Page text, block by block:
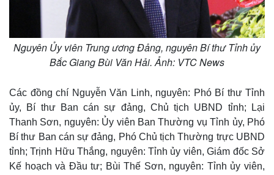
Nguyên Ủy viên Trung ương Đảng, nguyên Bí thư Tỉnh ủy
Bắc Giang Bùi Văn Hải. Ảnh: VTC News
Các đồng chí Nguyễn Văn Linh, nguyên: Phó Bí thư Tỉnh
ủy, Bí thư Ban cán sự đảng, Chủ tịch UBND tỉnh; Lại
Thanh Sơn, nguyên: Ủy viên Ban Thường vụ Tỉnh ủy, Phó
Bí thư Ban cán sự đảng, Phó Chủ tịch Thường trực UBND
tỉnh; Trịnh Hữu Thắng, nguyên: Tỉnh ủy viên, Giám đốc Sở
Kế hoạch và Đầu tư; Bùi Thế Sơn, nguyên: Tỉnh ủy viên,